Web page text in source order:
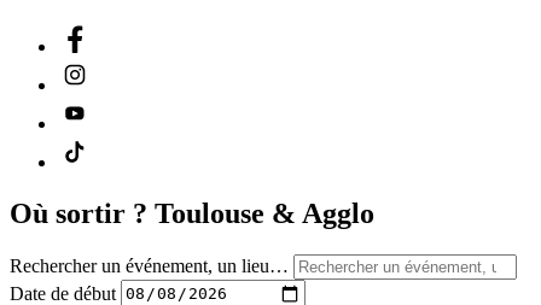
Où sortir ? Toulouse & Agglo
Rechercher un événement, un lieu…
Date de début